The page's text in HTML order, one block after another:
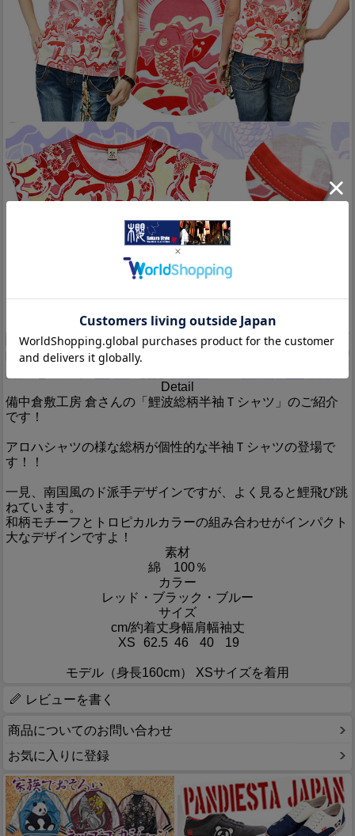
Detail
備中倉敷工房 倉さんの「鯉波総柄半袖Ｔシャツ」のご紹介
です！
アロハシャツの様な総柄が個性的な半袖Ｔシャツの登場で
す！！
一見、南国風のド派手デザインですが、よく見ると鯉飛び跳
ねています。
和柄モチーフとトロピカルカラーの組み合わせがインパクト
大なデザインですよ！
素材
綿 100％
カラー
レッド・ブラック・ブルー
サイズ
cm/約着丈身幅肩幅袖丈
XS
62.5 46 40 19
モデル（身長160cm） XSサイズを着用
レビューを書く
商品についてのお問い合わせ
お気に入りに登録